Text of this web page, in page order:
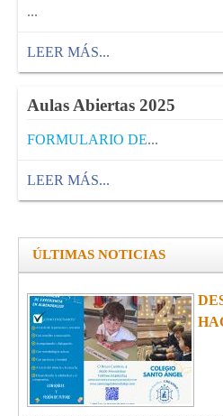
...
LEER MÁS...
Aulas Abiertas 2025
FORMULARIO DE...
LEER MÁS...
ÚLTIMAS NOTICIAS
DESCUBRE LO QUE
HACE ÚNICOS